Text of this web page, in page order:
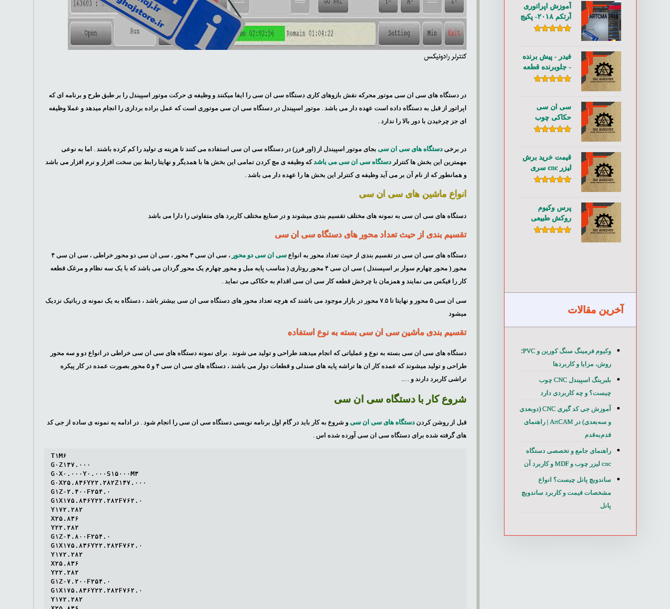
کنترلر رادونیکس
در دستگاه های سی ان سی موتور محرکه نقش بازوهای کاری دستگاه سی ان سی را ایفا میکنند و وظیفه ی حرکت موتور اسپیندل را بر طبق طرح و برنامه ای که
اپراتور از قبل به دستگاه داده است عهده دار می باشد . موتور اسپیندل در دستگاه سی ان سی موتوری است که عمل براده برداری را انجام میدهد و عملا وظیفه
ای جز چرخیدن با دور بالا را ندارد .
در برخیدستگاه های سی ان سیبجای موتور اسپیندل از (اور فرز) در دستگاه سی ان سی استفاده می کنند تا هزینه ی تولید را کم کرده باشند . اما به نوعی
مهمترین این بخش ها کنترلر دستگاه سی ان سی می باشدکه وظیفه ی مچ کردن تمامی این بخش ها با همدیگر و نهایتا رابط بین سخت افزار و نرم افزار می باشد
و همانطور که از نام آن بر می آید وظیفه ی کنترلر این بخش ها را عهده دار می باشد .
انواع ماشین های سی ان سی
دستگاه های سی ان سی به نمونه های مختلف تقسیم بندی میشوند و در صنایع مختلف کاربرد های متفاوتی را دارا می باشد
تقسیم بندی از حیث تعداد محور های دستگاه سی ان سی
دستگاه های سی ان سی در تقسیم بندی از حیث تعداد محور به انواع سی ان سی دو محور
، سی ان سی ۳ محور ، سی ان سی دو محور خراطی ، سی ان سی ۴
محور ( محور چهارم سوار بر اسپسندل ) سی ان سی ۴ محور روتاری ( مناسب پایه مبل و محور چهارم یک محور گردان می باشد که با یک سه نظام و مرغک قطعه
کار را فیکس می نمایند و همزمان با چرخش قطعه کار سی ان سی اقدام به حکاکی می نماید .
سی ان سی ۵ محور و نهایتا تا ۷.۵ محور در بازار موجود می باشند که هرچه تعداد محور های دستگاه سی ان سی بیشتر باشد ، دستگاه به یک نمونه ی رباتیک نزدیک
میشود
تقسیم بندی ماشین سی ان سی بسته به نوع استفاده
دستگاه های سی ان سی بسته به نوع و عملیاتی که انجام میدهند طراحی و تولید می شوند . برای نمونه دستگاه های سی ان سی خراطی در انواع دو و سه محور
طراحی و تولید میشوند که عمده کار ان ها تراشه پایه های صندلی و قطعات دوار می باشند ، دستگاه های سی ان سی ۴ و ۵ محور بصورت عمده در کار پیکره
تراشی کاربرد دارند و ….
شروع کار با دستگاه سی ان سی
قبل از روشن کردن دستگاه های سی ان سیو شروع به کار باید در گام اول برنامه نویسی دستگاه سی ان سی را انجام شود . در ادامه یه نمونه ی ساده از جی کد
های گرفته شده برای دستگاه سی ان سی آورده شده اس .
T۱M۶
G۰Z۱۳۷.۰۰۰
G۰X۰.۰۰۰Y۰.۰۰۰S۱۵۰۰۰M۳
G۰X۲۵.۸۳۶Y۲۲.۲۸۲Z۱۳۷.۰۰۰
G۱Z-۲.۴۰۰F۲۵۴.۰
G۱X۱۷۵.۸۳۶Y۲۲.۲۸۲F۷۶۲.۰
Y۱۷۲.۲۸۲
X۲۵.۸۳۶
Y۲۲.۲۸۲
G۱Z-۴.۸۰۰F۲۵۴.۰
G۱X۱۷۵.۸۳۶Y۲۲.۲۸۲F۷۶۲.۰
Y۱۷۲.۲۸۲
X۲۵.۸۳۶
Y۲۲.۲۸۲
G۱Z-۷.۲۰۰F۲۵۴.۰
G۱X۱۷۵.۸۳۶Y۲۲.۲۸۲F۷۶۲.۰
Y۱۷۲.۲۸۲
آموزش اپراتوری
آرتکم ۲۰۱۸- پکیج
طراحی و ماشین
فیدر - پیش برنده
- جلوبرنده قطعه
کار سری
سی ان سی
حکاکی چوب
اتومات و تعویض
قیمت خرید برش
لیزر cnc سری
TSL۱۸۰۰
پرس وکیوم
روکش طبیعی
چوب و روکش
آخرین مقالات
وکیوم فرمینگ سنگ کورین و PVC؛
روش، مزایا و کاربردها
بلبرینگ اسپیندل CNC چوب
چیست؟ و چه کاربردی دارد
آموزش جی کد گیری CNC (دوبعدی
و سه‌بعدی) در ArtCAM | راهنمای
قدم‌به‌قدم
راهنمای جامع و تخصصی دستگاه
cnc لیزر چوب و MDF و کاربرد آن
ساندویچ پانل چیست؟ انواع
مشخصات قیمت و کاربرد ساندویچ
پانل